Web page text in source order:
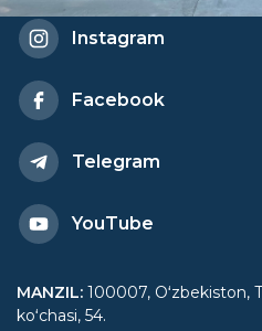
Instagram
Facebook
Telegram
YouTube
MANZIL: 100007, Oʻzbekiston,
koʻchasi, 54.